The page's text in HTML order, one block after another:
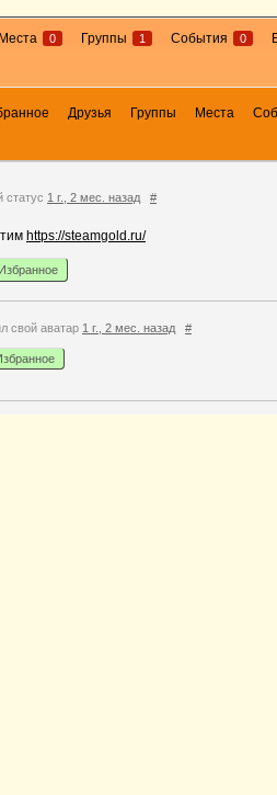
Места 0 Группы 1 События 0
Друзья Группы Места
статус 1 г., 2 мес. назад #
https://steamgold.ru/
Избранное
свой аватар 1 г., 2 мес. назад #